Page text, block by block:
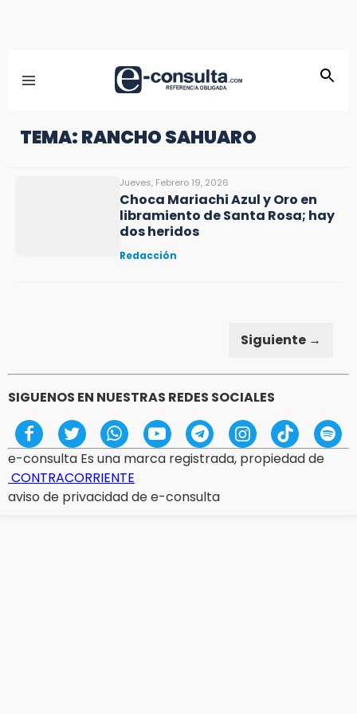
TEMA: RANCHO SAHUARO
Jueves, Febrero 19, 2026
Choca Mariachi Azul y Oro en
libramiento de Santa Rosa; hay
dos heridos
Redacción
Siguiente →
SIGUENOS EN NUESTRAS REDES SOCIALES
e-consulta Es una marca registrada, propiedad de
CONTRACORRIENTE
aviso de privacidad de e-consulta